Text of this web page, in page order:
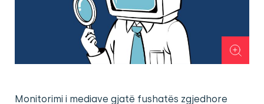
Monitorimi i mediave gjatë fushatës zgjedhore